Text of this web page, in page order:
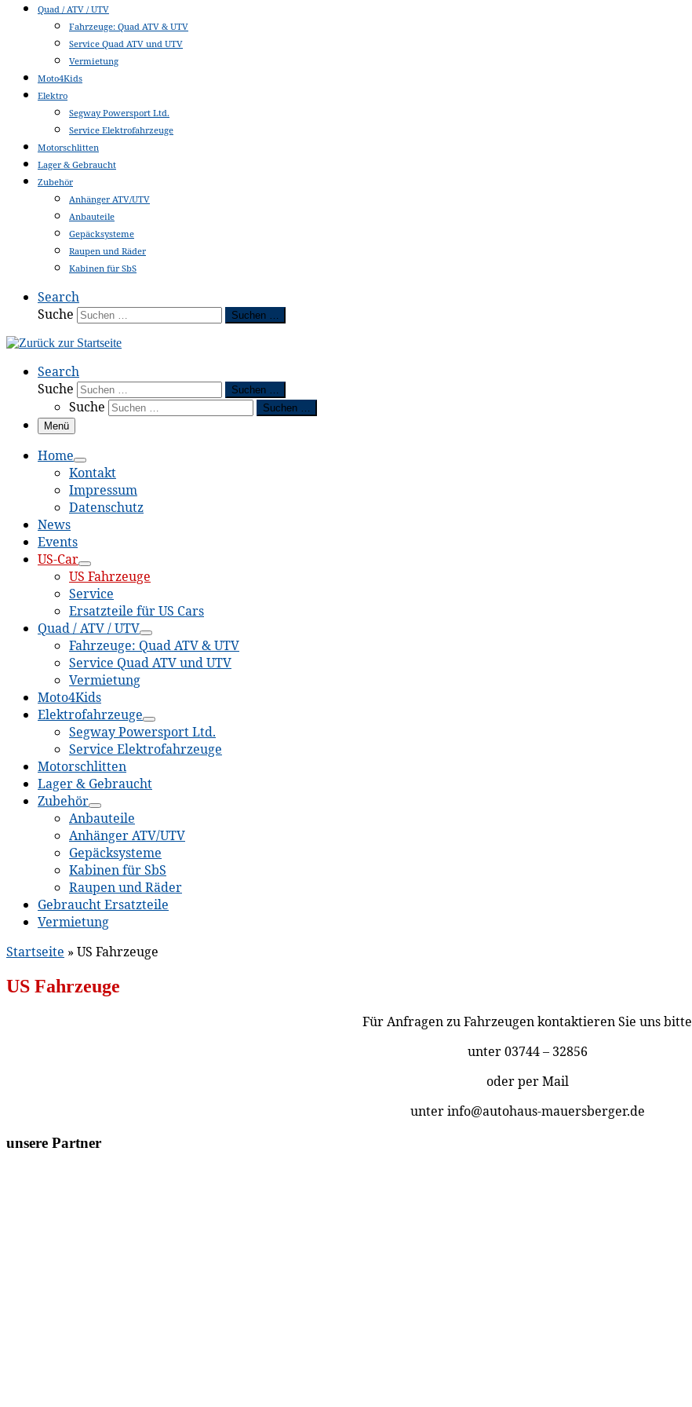
Quad / ATV / UTV
Fahrzeuge: Quad ATV & UTV
Service Quad ATV und UTV
Vermietung
Moto4Kids
Elektro
Segway Powersport Ltd.
Service Elektrofahrzeuge
Motorschlitten
Lager & Gebraucht
Zubehör
Anhänger ATV/UTV
Anbauteile
Gepäcksysteme
Raupen und Räder
Kabinen für SbS
Search
Suche
Suchen …
Search
Suche
Suchen …
Suche
Suchen …
Menü
Home
Kontakt
Impressum
Datenschutz
News
Events
US-Car
US Fahrzeuge
Service
Ersatzteile für US Cars
Quad / ATV / UTV
Fahrzeuge: Quad ATV & UTV
Service Quad ATV und UTV
Vermietung
Moto4Kids
Elektrofahrzeuge
Segway Powersport Ltd.
Service Elektrofahrzeuge
Motorschlitten
Lager & Gebraucht
Zubehör
Anbauteile
Anhänger ATV/UTV
Gepäcksysteme
Kabinen für SbS
Raupen und Räder
Gebraucht Ersatzteile
Vermietung
Startseite » US Fahrzeuge
US Fahrzeuge
Für Anfragen zu Fahrzeugen kontaktieren Sie uns bitte
unter 03744 – 32856
oder per Mail
unter info@autohaus-mauersberger.de
unsere Partner